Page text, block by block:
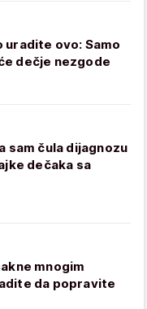
uradite ovo: Samo
dečje nezgode
sam čula dijagnozu
dečaka sa
mnogim
da popravite